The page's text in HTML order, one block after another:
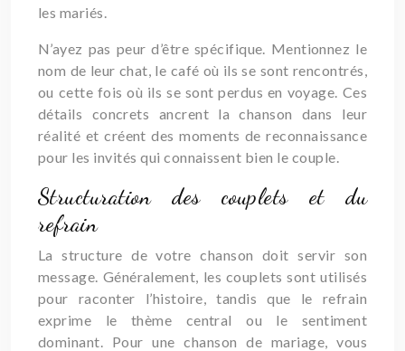
les mariés.
N’ayez pas peur d’être spécifique. Mentionnez le
nom de leur chat, le café où ils se sont rencontrés,
ou cette fois où ils se sont perdus en voyage. Ces
détails concrets ancrent la chanson dans leur
réalité et créent des moments de reconnaissance
pour les invités qui connaissent bien le couple.
Structuration des couplets et du
refrain
La structure de votre chanson doit servir son
message. Généralement, les couplets sont utilisés
pour raconter l’histoire, tandis que le refrain
exprime le thème central ou le sentiment
dominant. Pour une chanson de mariage, vous